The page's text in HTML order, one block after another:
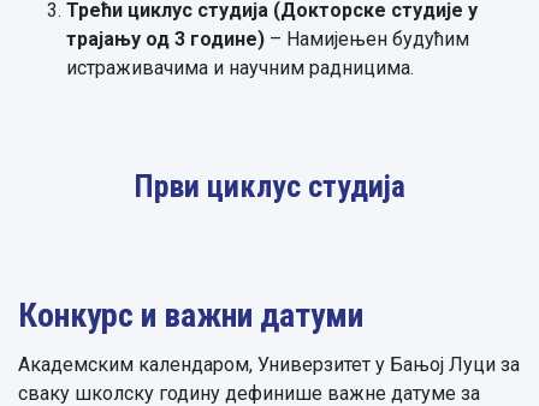
Трећи циклус студија (Докторске студије у
трајању од 3 године) – Намијењен будућим
истраживачима и научним радницима.
Први циклус студија
Конкурс и важни датуми
Академским календаром, Универзитет у Бањој Луци за
сваку школску годину дефинише важне датуме за